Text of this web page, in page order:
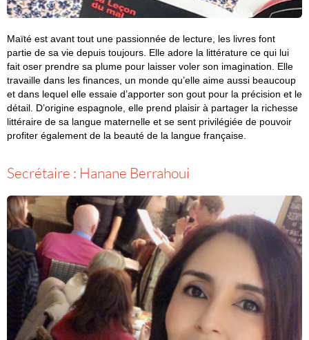
Maïté est avant tout une passionnée de lecture, les livres font
partie de sa vie depuis toujours. Elle adore la littérature ce qui lui
fait oser prendre sa plume pour laisser voler son imagination. Elle
travaille dans les finances, un monde qu’elle aime aussi beaucoup
et dans lequel elle essaie d’apporter son gout pour la précision et le
détail. D’origine espagnole, elle prend plaisir à partager la richesse
littéraire de sa langue maternelle et se sent privilégiée de pouvoir
profiter également de la beauté de la langue française.
Secrétaire : Hanane Berrahoui